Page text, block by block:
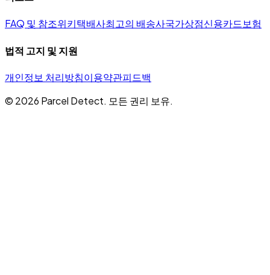
FAQ 및 참조위키택배사최고의 배송사국가상점신용카드보험
법적 고지 및 지원
개인정보 처리방침이용약관피드백
© 2026 Parcel Detect. 모든 권리 보유.